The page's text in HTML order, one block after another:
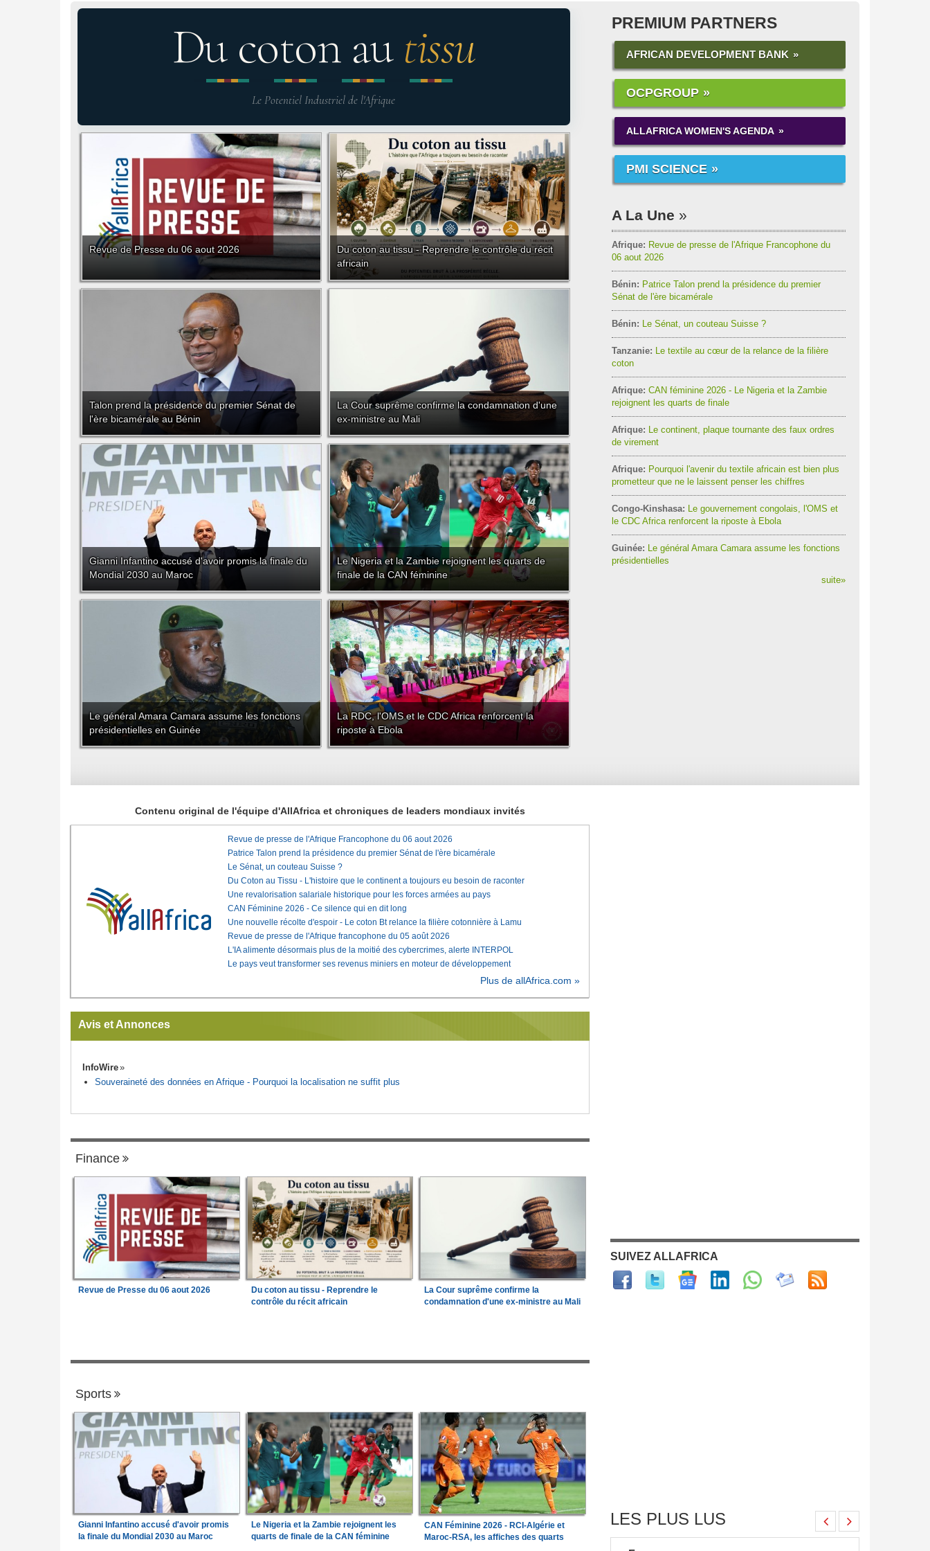
Du coton au tissu
Le Potentiel Industriel de l'Afrique
Revue de Presse du 06 aout 2026
Du coton au tissu - Reprendre le contrôle du récit
africain
Talon prend la présidence du premier Sénat de
l'ère bicamérale au Bénin
La Cour suprême confirme la condamnation d'une
ex-ministre au Mali
Gianni Infantino accusé d'avoir promis la finale du
Mondial 2030 au Maroc
Le Nigeria et la Zambie rejoignent les quarts de
finale de la CAN féminine
Le général Amara Camara assume les fonctions
présidentielles en Guinée
La RDC, l'OMS et le CDC Africa renforcent la
riposte à Ebola
PREMIUM PARTNERS
AFRICAN DEVELOPMENT BANK
OCPGROUP
ALLAFRICA WOMEN'S AGENDA
PMI SCIENCE
A La Une
Afrique: Revue de presse de l'Afrique Francophone du
06 aout 2026
Bénin: Patrice Talon prend la présidence du premier
Sénat de l'ère bicamérale
Bénin: Le Sénat, un couteau Suisse ?
Tanzanie: Le textile au cœur de la relance de la filière
coton
Afrique: CAN féminine 2026 - Le Nigeria et la Zambie
rejoignent les quarts de finale
Afrique: Le continent, plaque tournante des faux ordres
de virement
Afrique: Pourquoi l'avenir du textile africain est bien plus
prometteur que ne le laissent penser les chiffres
Congo-Kinshasa: Le gouvernement congolais, l'OMS et
le CDC Africa renforcent la riposte à Ebola
Guinée: Le général Amara Camara assume les fonctions
présidentielles
suite»
Contenu original de l'équipe d'AllAfrica et chroniques de leaders mondiaux invités
Revue de presse de l'Afrique Francophone du 06 aout 2026
Patrice Talon prend la présidence du premier Sénat de l'ère bicamérale
Le Sénat, un couteau Suisse ?
Du Coton au Tissu - L'histoire que le continent a toujours eu besoin de raconter
Une revalorisation salariale historique pour les forces armées au pays
CAN Féminine 2026 - Ce silence qui en dit long
Une nouvelle récolte d'espoir - Le coton Bt relance la filière cotonnière à Lamu
Revue de presse de l'Afrique francophone du 05 août 2026
L'IA alimente désormais plus de la moitié des cybercrimes, alerte INTERPOL
Le pays veut transformer ses revenus miniers en moteur de développement
Plus de allAfrica.com »
Avis et Annonces
InfoWire
Souveraineté des données en Afrique - Pourquoi la localisation ne suffit plus
Finance
Revue de Presse du 06 aout 2026
Du coton au tissu - Reprendre le
contrôle du récit africain
La Cour suprême confirme la
condamnation d'une ex-ministre au Mali
Sports
Gianni Infantino accusé d'avoir promis
la finale du Mondial 2030 au Maroc
Le Nigeria et la Zambie rejoignent les
quarts de finale de la CAN féminine
CAN Féminine 2026 - RCI-Algérie et
Maroc-RSA, les affiches des quarts
SUIVEZ ALLAFRICA
LES PLUS LUS